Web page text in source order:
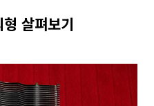
살펴보기